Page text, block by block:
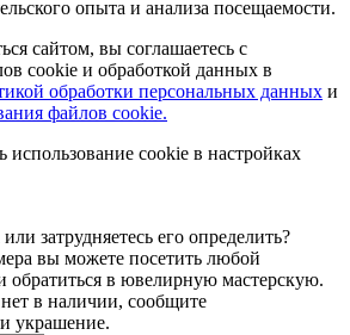
опыта и анализа посещаемости.
сайтом, вы соглашаетесь с
cookie и обработкой данных в
обработки персональных данных и
файлов cookie.
cookie в настройках
затрудняетесь его определить?
вы можете посетить любой
обратиться в ювелирную мастерскую.
в наличии, сообщите
украшение.